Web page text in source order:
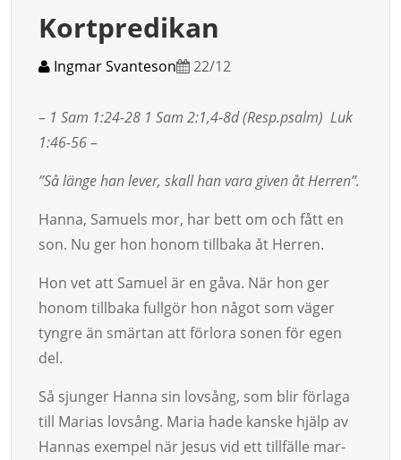
Kortpredikan
Ingmar Svanteson 22/12
– 1 Sam 1:24-28 1 Sam 2:1,4-8d (Resp.psalm) Luk
1:46-56 –
”Så länge han lever, skall han vara given åt Herren”.
Hanna, Samuels mor, har bett om och fått en
son. Nu ger hon ho­­nom tillbaka åt Her­ren.
Hon vet att Samuel är en gåva. När hon ger
honom tillbaka ful­l­gör hon något som väger
tyngre än smärtan att förlora sonen för egen
del.
Så sjunger Hanna sin lovsång, som blir förlaga
till Marias lov­sång. Ma­ria ha­de kanske hjälp av
Hannas exem­pel när Jesus vid ett tillfälle mar­